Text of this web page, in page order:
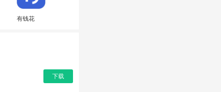
有钱花
下载